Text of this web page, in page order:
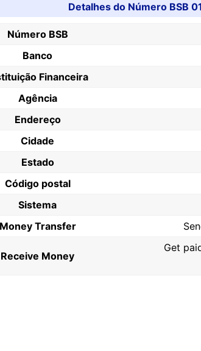
Detalhes do Número BSB
Número BSB
Banco
Financeira
Agência
Endereço
Cidade
Estado
Código postal
Sistema
Money Transfer
Receive Money
Get